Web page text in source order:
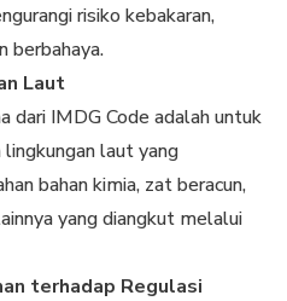
risiko kebakaran,
berbahaya.
Laut
dari IMDG Code adalah untuk
laut yang
bahan kimia, zat beracun,
yang diangkut melalui
terhadap Regulasi